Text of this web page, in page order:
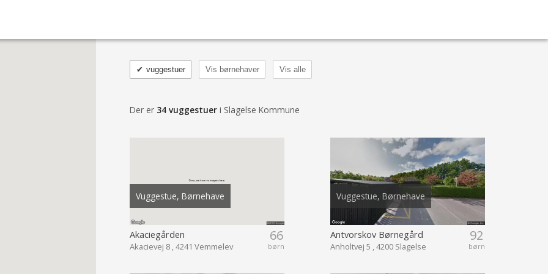
vuggestuer
✔ Vis børnehaver Vis alle
Der er 34 vuggestuer i Slagelse Kommune
Vuggestue, Børnehave
66
børn
Akaciegården
Akacievej 8 , 4241 Vemmelev
Vuggestue, Børnehave
92
børn
Antvorskov Børnegård
Anholtvej 5 , 4200 Slagelse